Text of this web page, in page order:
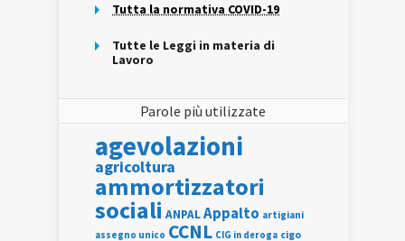
Tutta la normativa COVID-19
Tutte le Leggi in materia di
Lavoro
Parole più utilizzate
agevolazioni
agricoltura
ammortizzatori
sociali ANPALAppalto artigiani
assegno unico CCNL CIG in deroga cigo